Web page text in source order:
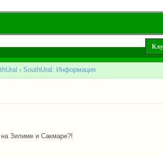
› SouthUral: Информация
Зилиме и Сакмаре?!